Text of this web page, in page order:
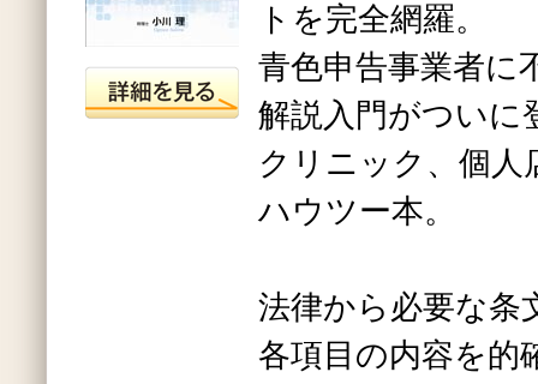
トを完全網羅。
青色申告事業者に
解説入門がついに
クリニック、個人
ハウツー本。
法律から必要な条
各項目の内容を的